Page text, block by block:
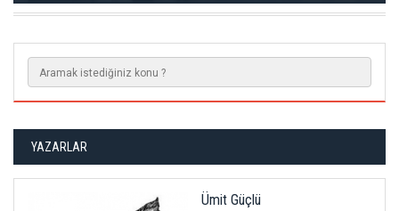
YAZARLAR
Ümit Güçlü